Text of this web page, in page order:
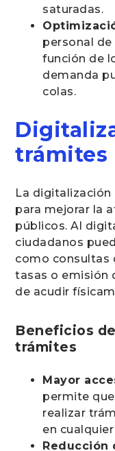
saturadas.
personal
función de
demanda
colas.
trámites
La digitalización
para mejorar la
públicos. Al
ciudadanos
como consultas
tasas o emisión
de acudir
Beneficios
trámites
Mayor
permite
realizar
en
Reducción